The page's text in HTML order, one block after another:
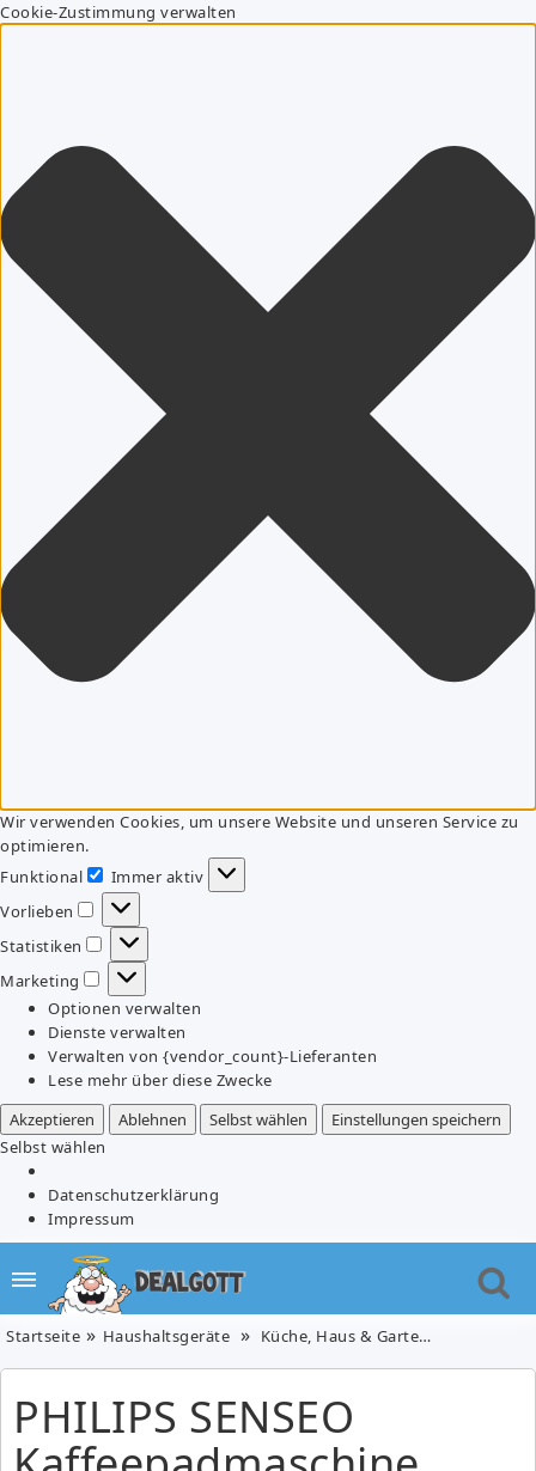
Cookie-Zustimmung verwalten
Wir verwenden Cookies, um unsere Website und unseren Service zu
optimieren.
Funktional
Funktional
Immer aktiv
Vorlieben
Vorlieben
Statistiken
Statistiken
Marketing
Marketing
Optionen verwalten
Dienste verwalten
Verwalten von {vendor_count}-Lieferanten
Lese mehr über diese Zwecke
Akzeptieren
Ablehnen Selbst wählen
Einstellungen speichern
Selbst wählen
Datenschutzerklärung
Impressum
Startseite Haushaltsgeräte Küche, Haus & Garten
PHILIPS SENSEO